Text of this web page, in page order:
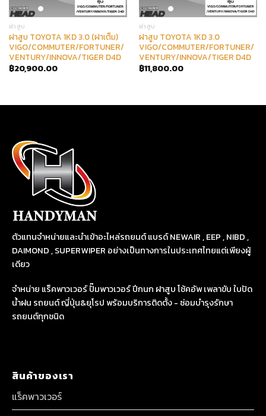
ฝาสูบ
ฝาสูบ TOYOTA 1KD 3.0 (ฝาเต็ม)
VIGO/COMMUTER/FORTUNER/
VENTURY/INNOVA/TIGER D4D
฿20,900.00
ฝาสูบ
ฝาสูบ TOYOTA 1KD 3.0
VIGO/COMMUTER/FORTUNER/
VENTURY/INNOVA/TIGER D4D
฿11,800.00
ตัวแทนจำหน่ายและนำเข้าอะไหล่รถยนต์ แบรด์ NEWAIR , EEP , NIBD ,
DAIMOND , SUPERWIPER อย่างเป็นทางการในประเทศไทยแต่เพียงผู้
เดียว
จำหน่าย แร็คพาวเวอร์ ปั๊มพาวเวอร์ ปีกนก ฝาสูบ โช้คอัพ เพลาขับ ใบปัด
น้ำฝน รถยนต์ ญี่ปุ่น&ยุโรป พร้อมบริการติดตั้ง - ซ่อมบำรุงรักษา
รถยนต์ทุกชนิด
สินค้าของเรา
แร็คพาวเวอร์